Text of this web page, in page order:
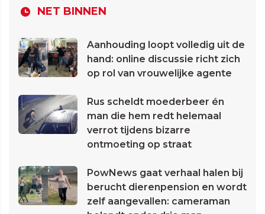
NET BINNEN
Aanhouding loopt volledig uit de
hand: online discussie richt zich
op rol van vrouwelijke agente
Rus scheldt moederbeer én
man die hem redt helemaal
verrot tijdens bizarre
ontmoeting op straat
PowNews gaat verhaal halen bij
berucht dierenpension en wordt
zelf aangevallen: cameraman